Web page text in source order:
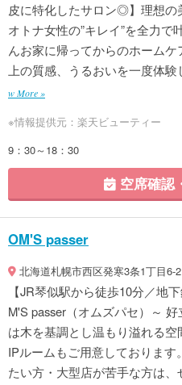
皮に特化したサロン◎】理想
オトナ女性の”キレイ”を全力
んお家に帰ってからのホーム
上の質感、うるおいを一度体
w More »
※情報提供元：楽天ビューティー
9：30～18：30
空席確認
OM'S passer
北海道札幌市西区発寒3条1丁目6-2
【JR琴似駅から徒歩10分／地
M'S passer（オムズパセ）～
は木を基調とし温もり溢れる
IPルームもご用意しておりま
たい方・大型店が苦手な方は、